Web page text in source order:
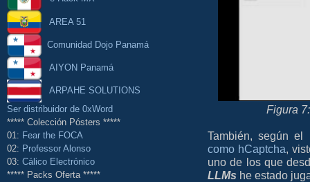
AREA 51
Comunidad Dojo Panamá
AIYON Panamá
ARPAHE SOLUTIONS
Ser distribuidor de 0xWord
***** Colección Pósters *****
01: Fear the FOCA
02: Professor Alonso
03: Cálico Electrónico
***** Packs Oferta *****
Figura
También, según
como hCaptcha,
uno de los que
LLMs he estado